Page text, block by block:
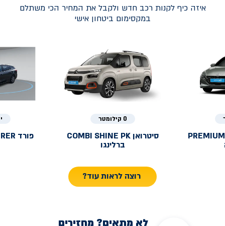
איזה כיף לקנות רכב חדש ולקבל את המחיר הכי משתלם
במקסימום ביטחון אישי
0 קילומטר
סיטרואן COMBI SHINE PK
ברלינגו
פורד
רוצה לראות עוד?
לא מתאים? מחזירים